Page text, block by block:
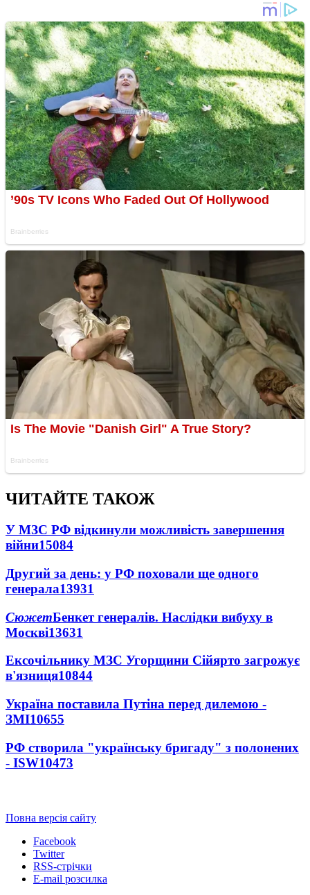
ЧИТАЙТЕ ТАКОЖ
У МЗС РФ відкинули можливість завершення
війни15084
Другий за день: у РФ поховали ще одного
генерала13931
СюжетБенкет генералів. Наслідки вибуху в
Москві13631
Ексочільнику МЗС Угорщини Сійярто загрожує
в'язниця10844
Україна поставила Путіна перед дилемою -
ЗМІ10655
РФ створила "українську бригаду" з полонених
- ISW10473
Повна версія сайту
Facebook
Twitter
RSS-стрічки
E-mail розсилка